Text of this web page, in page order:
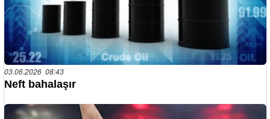
03.06.2026 08:43
Neft bahalaşır